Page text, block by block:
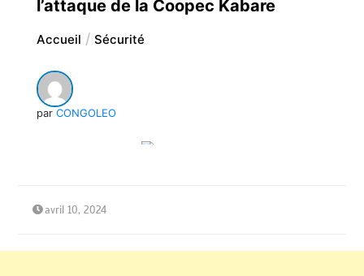
l’attaque de la Coopec Kabare
Accueil Sécurité
par CONGOLEO
avril 10, 2024